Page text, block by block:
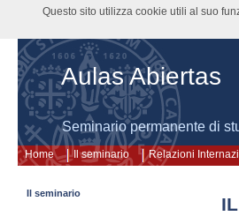
Aulas Abiertas
Seminario permanente di
Home Il seminario Relazioni
Il seminario
Questo sito utilizza cookie utili al suo